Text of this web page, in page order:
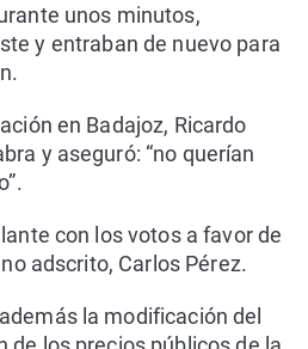
unos minutos,
y entraban de nuevo para
en Badajoz, Ricardo
y aseguró: “no querían
con los votos a favor de
adscrito, Carlos Pérez.
la modificación del